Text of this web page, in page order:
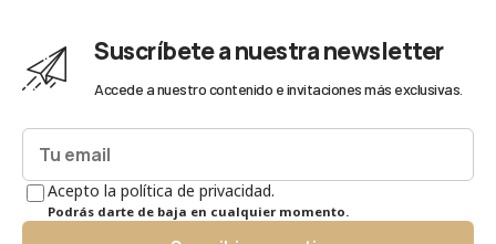
Suscríbete a nuestra newsletter
Accede a nuestro contenido e invitaciones más exclusivas.
Acepto la política de privacidad.
Podrás darte de baja en cualquier momento.